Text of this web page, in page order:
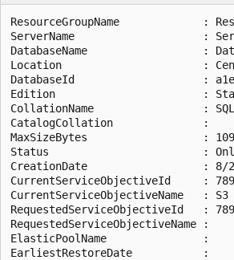
ResourceGroupName             :
ServerName                    :
DatabaseName                  :
Location                      :
DatabaseId                    :
Edition                       :
CollationName                 :
CatalogCollation              :
MaxSizeBytes                  :
Status                        :
CreationDate                  : 8/24/
CurrentServiceObjectiveId     :
CurrentServiceObjectiveName   : S3
RequestedServiceObjectiveId   :
RequestedServiceObjectiveName :
ElasticPoolName               :
EarliestRestoreDate           :